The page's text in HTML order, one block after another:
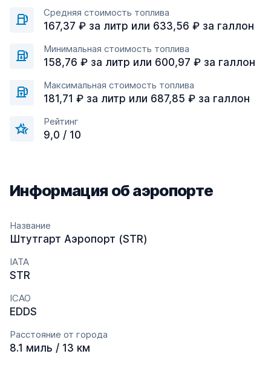
Средняя стоимость топлива
167,37 ₽ за литр или 633,56 ₽ за галлон
Минимальная стоимость топлива
158,76 ₽ за литр или 600,97 ₽ за галлон
Максимальная стоимость топлива
181,71 ₽ за литр или 687,85 ₽ за галлон
Рейтинг
9,0 / 10
Информация об аэропорте
Название
Штутгарт Аэропорт (STR)
IATA
STR
ICAO
EDDS
Расстояние от города
8.1 миль / 13 км